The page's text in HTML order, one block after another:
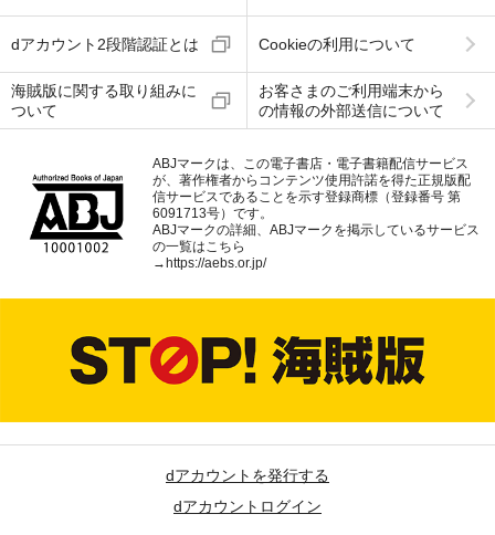
dアカウント2段階認証とは Cookieの利用について
海賊版に関する取り組みに
ついて
お客さまのご利用端末から
の情報の外部送信について
ABJマークは、この電子書店・電子書籍配信サービス
が、著作権者からコンテンツ使用許諾を得た正規版配
信サービスであることを示す登録商標（登録番号 第
6091713号）です。
ABJマークの詳細、ABJマークを掲示しているサービス
の一覧はこちら
→ https://aebs.or.jp/
dアカウントを発行する
dアカウントログイン